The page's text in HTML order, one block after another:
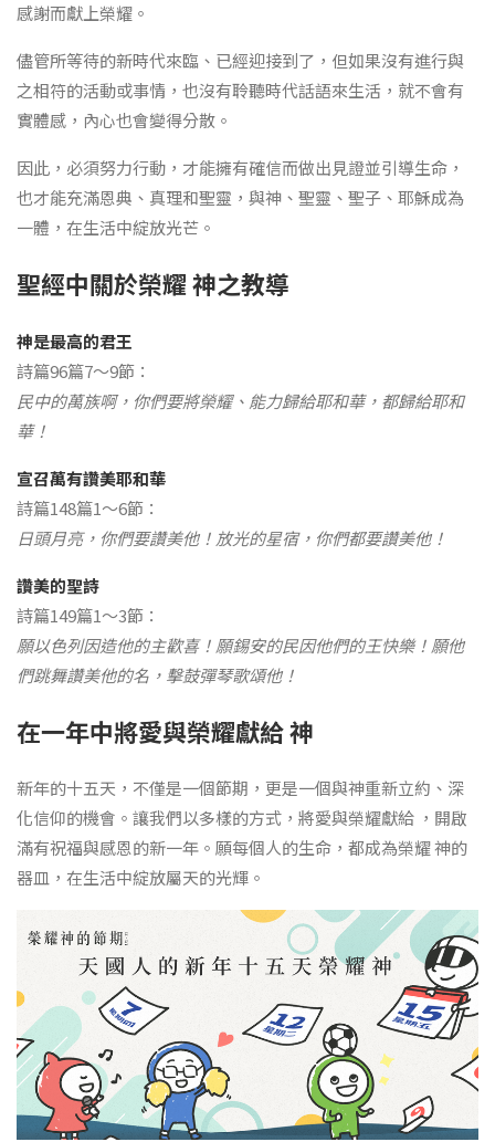
感謝而獻上榮耀。
儘管所等待的新時代來臨、已經迎接到了，但如果沒有進行與
之相符的活動或事情，也沒有聆聽時代話語來生活，就不會有
實體感，內心也會變得分散。
因此，必須努力行動，才能擁有確信而做出見證並引導生命，
也才能充滿恩典、真理和聖靈，與神、聖靈、聖子、耶穌成為
一體，在生活中綻放光芒。
聖經中關於榮耀 神之教導
神是最高的君王
詩篇96篇7～9節：
民中的萬族啊，你們要將榮耀、能力歸給耶和華，都歸給耶和
華！
宣召萬有讚美耶和華
詩篇148篇1～6節：
日頭月亮，你們要讚美他！放光的星宿，你們都要讚美他！
讚美的聖詩
詩篇149篇1～3節：
願以色列因造他的主歡喜！願錫安的民因他們的王快樂！願他
們跳舞讚美他的名，擊鼓彈琴歌頌他！
在一年中將愛與榮耀獻給 神
新年的十五天，不僅是一個節期，更是一個與神重新立約、深
化信仰的機會。讓我們以多樣的方式，將愛與榮耀獻給 ，開啟
滿有祝福與感恩的新一年。願每個人的生命，都成為榮耀 神的
器皿，在生活中綻放屬天的光輝。